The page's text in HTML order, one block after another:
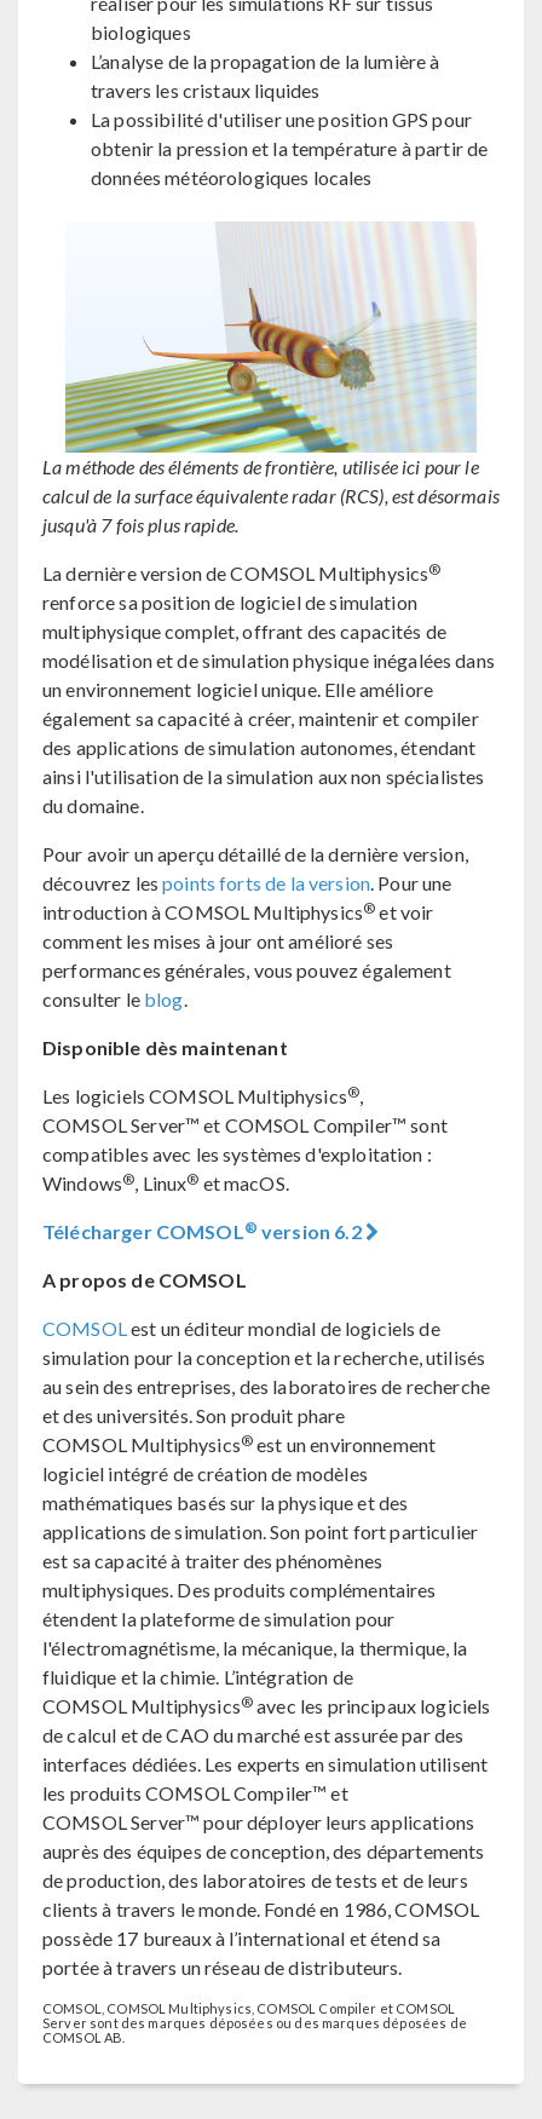
biologiques
L’analyse de la propagation de la lumière à
travers les cristaux liquides
La possibilité d'utiliser une position GPS pour
obtenir la pression et la température à partir de
données météorologiques locales
La méthode des éléments de frontière, utilisée ici pour le
calcul de la surface équivalente radar (RCS), est désormais
jusqu'à 7 fois plus rapide.
La dernière version de COMSOL Multiphysics®
renforce sa position de logiciel de simulation
multiphysique complet, offrant des capacités de
modélisation et de simulation physique inégalées dans
un environnement logiciel unique. Elle améliore
également sa capacité à créer, maintenir et compiler
des applications de simulation autonomes, étendant
ainsi l'utilisation de la simulation aux non spécialistes
du domaine.
Pour avoir un aperçu détaillé de la dernière version,
découvrez lespoints forts de la version. Pour une
introduction à COMSOL Multiphysics® et voir
comment les mises à jour ont amélioré ses
performances générales, vous pouvez également
consulter le blog.
Disponible dès maintenant
Les logiciels COMSOL Multiphysics®,
COMSOL Server™ et COMSOL Compiler™ sont
compatibles avec les systèmes d'exploitation :
Windows®, Linux® et macOS.
Télécharger COMSOL® version 6.2
A propos de COMSOL
COMSOLest un éditeur mondial de logiciels de
simulation pour la conception et la recherche, utilisés
au sein des entreprises, des laboratoires de recherche
et des universités. Son produit phare
COMSOL Multiphysics® est un environnement
logiciel intégré de création de modèles
mathématiques basés sur la physique et des
applications de simulation. Son point fort particulier
est sa capacité à traiter des phénomènes
multiphysiques. Des produits complémentaires
étendent la plateforme de simulation pour
l'électromagnétisme, la mécanique, la thermique, la
fluidique et la chimie. L’intégration de
COMSOL Multiphysics® avec les principaux logiciels
de calcul et de CAO du marché est assurée par des
interfaces dédiées. Les experts en simulation utilisent
les produits COMSOL Compiler™ et
COMSOL Server™ pour déployer leurs applications
auprès des équipes de conception, des départements
de production, des laboratoires de tests et de leurs
clients à travers le monde. Fondé en 1986, COMSOL
possède 17 bureaux à l’international et étend sa
portée à travers un réseau de distributeurs.
COMSOL, COMSOL Multiphysics, COMSOL Compiler et COMSOL
Server sont des marques déposées ou des marques déposées de
COMSOL AB.